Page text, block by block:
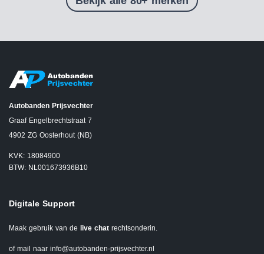
Autobanden Prijsvechter
Graaf Engelbrechtstraat 7
4902 ZG Oosterhout (NB)
KVK: 18084900
BTW: NL001673936B10
Digitale Support
Maak gebruik van de live chat rechtsonderin.
of mail naar info@autobanden-prijsvechter.nl